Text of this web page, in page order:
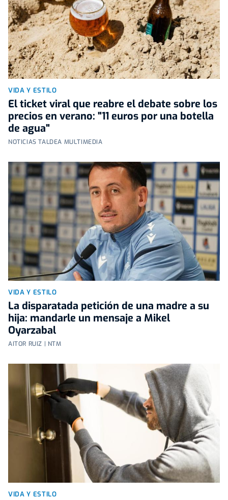
VIDA Y ESTILO
El ticket viral que reabre el debate sobre los
precios en verano: "11 euros por una botella
de agua"
NOTICIAS TALDEA MULTIMEDIA
VIDA Y ESTILO
La disparatada petición de una madre a su
hija: mandarle un mensaje a Mikel
Oyarzabal
AITOR RUIZ | NTM
VIDA Y ESTILO